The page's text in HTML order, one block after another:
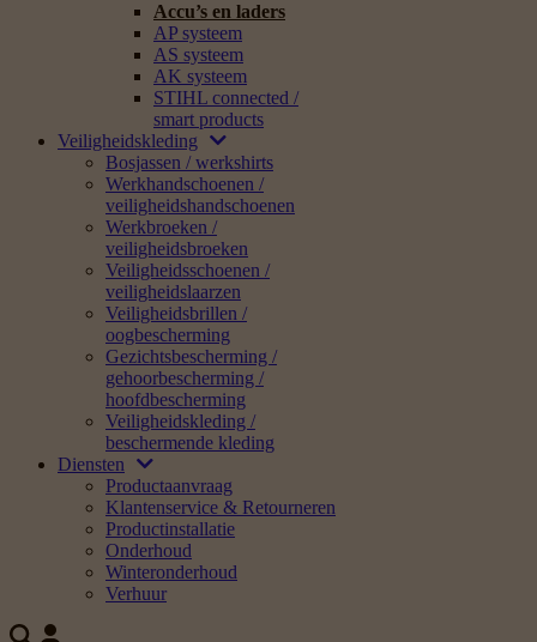
Accu’s en laders
AP systeem
AS systeem
AK systeem
STIHL connected /
smart products
Veiligheidskleding
Bosjassen / werkshirts
Werkhandschoenen /
veiligheidshandschoenen
Werkbroeken /
veiligheidsbroeken
Veiligheidsschoenen /
veiligheidslaarzen
Veiligheidsbrillen /
oogbescherming
Gezichtsbescherming /
gehoorbescherming /
hoofdbescherming
Veiligheidskleding /
beschermende kleding
Diensten
Productaanvraag
Klantenservice & Retourneren
Productinstallatie
Onderhoud
Winteronderhoud
Verhuur